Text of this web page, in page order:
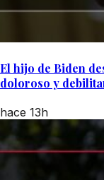
El hijo de Biden
doloroso y
hace 13h